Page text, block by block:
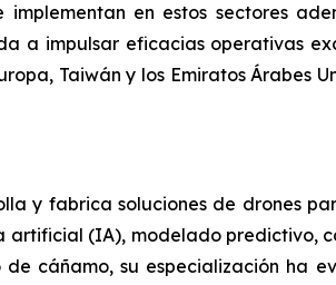
en estos sectores
a impulsar eficacias operativas
Taiwán y los Emiratos Árabes
y fabrica soluciones de drones
(IA), modelado predictivo,
cáñamo, su especialización ha